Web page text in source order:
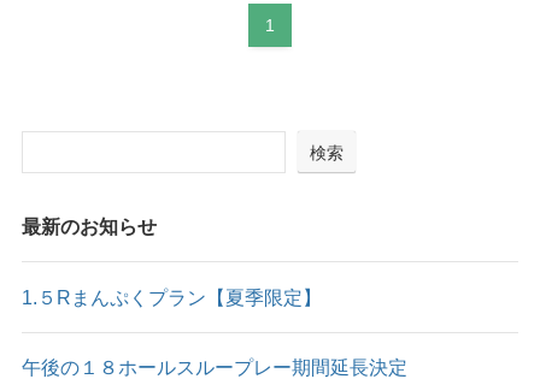
1
検索
最新のお知らせ
1.５Rまんぷくプラン【夏季限定】
午後の１８ホールスループレー期間延長決定